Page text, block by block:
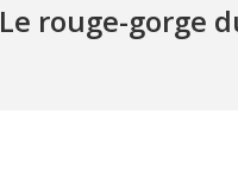
Le rouge-gorge